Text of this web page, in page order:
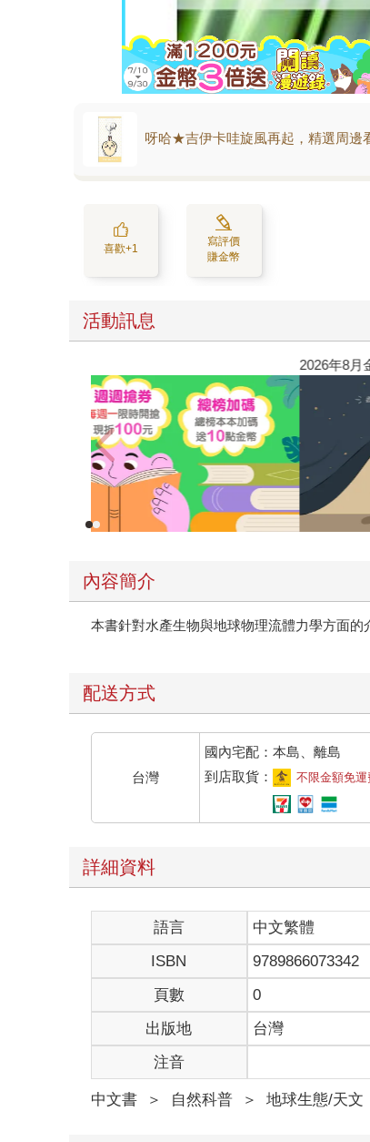
呀哈★吉伊卡哇旋風再起，精選周邊
喜歡+1
寫評價
賺金幣
活動訊息
內容簡介
本書針對水產生物與地球物理流體力學方面的
配送方式
台灣
國內宅配：本島、離島
到店取貨：
不限金額免運
詳細資料
語言 中文繁體
ISBN
9789866073342
頁數
0
出版地
台灣
注音
中文書 ＞ 自然科普 ＞ 地球生態/天文